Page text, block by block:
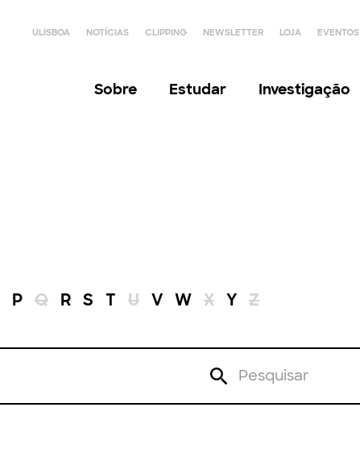
ULISBOA NOTÍCIAS CLIPPING NEWSLETTER LOJA EVENTOS
Sobre Estudar Investigação
P Q R S T U V W X Y Z